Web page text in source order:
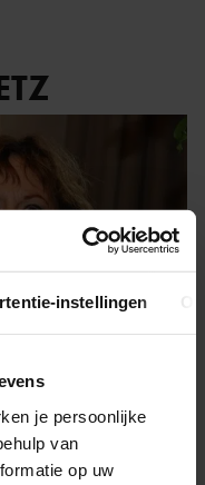
instellingen
je persoonlijke
van
op uw